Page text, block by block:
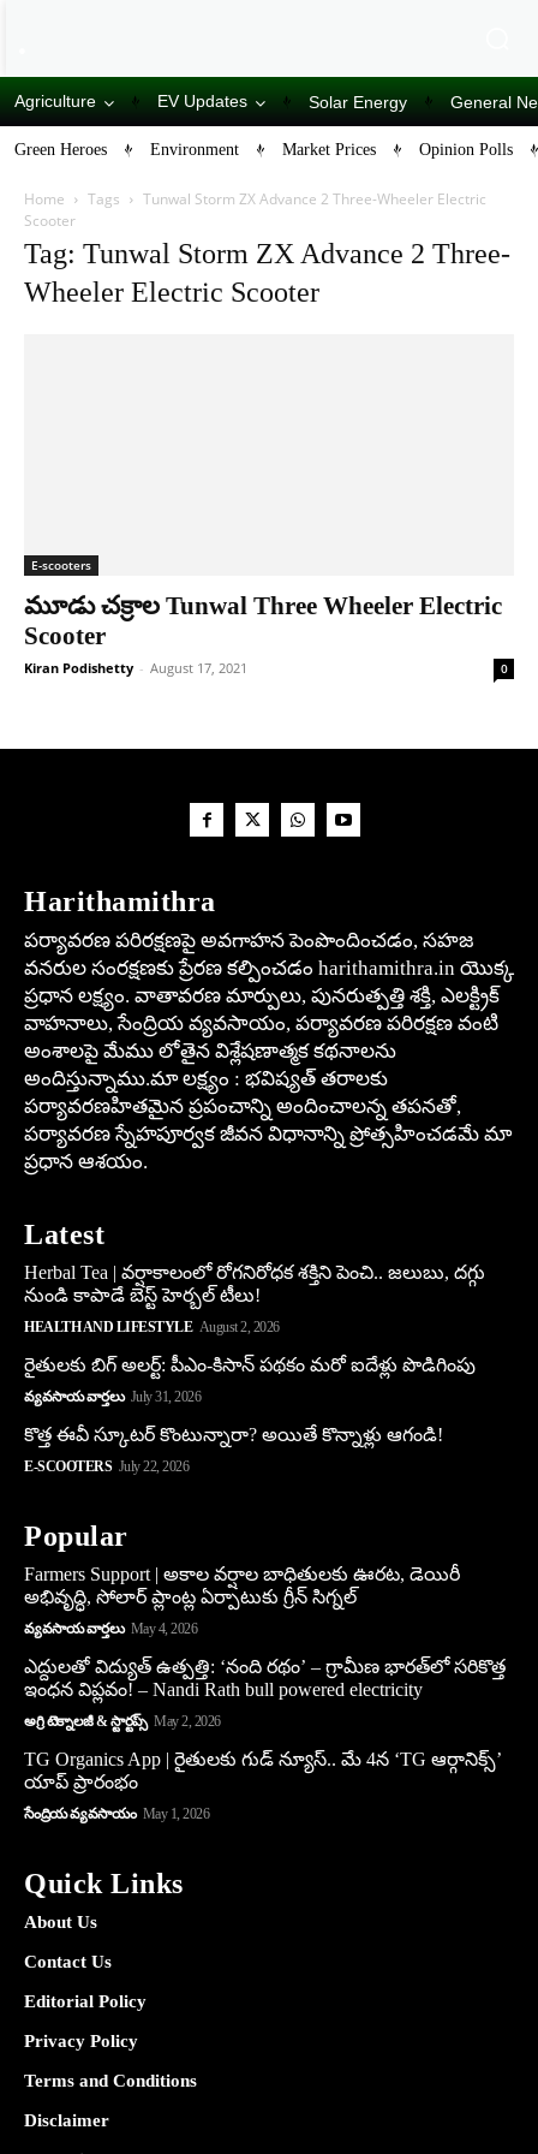
Agriculture EV Updates Solar Energy General
Green Heroes Environment Market Prices Opinion Polls
Home Tags
Tunwal Storm ZX Advance 2 Three-Wheeler Electric
Scooter
Tag: Tunwal Storm ZX Advance 2 Three-
Wheeler Electric Scooter
E-scooters
మూడు చ‌క్రాల Tunwal Three Wheeler Electric
Scooter
Kiran Podishetty - August 17, 2021 0
Harithamithra
పర్యావరణ పరిరక్షణపై అవగాహన పెంపొందించడం, సహజ
వనరుల సంరక్షణకు ప్రేరణ కల్పించడం harithamithra.in యొక్క
ప్రధాన లక్ష్యం. వాతావరణ మార్పులు, పునరుత్పత్తి శక్తి, ఎలక్ట్రిక్
వాహనాలు, సేంద్రియ వ్యవసాయం, పర్యావరణ పరిరక్షణ వంటి
అంశాలపై మేము లోతైన విశ్లేషణాత్మక కథనాలను
అందిస్తున్నాము.మా లక్ష్యం : భవిష్యత్ తరాలకు
పర్యావరణహితమైన ప్రపంచాన్ని అందించాలన్న తపనతో,
పర్యావరణ స్నేహపూర్వక జీవన విధానాన్ని ప్రోత్సహించడమే మా
ప్రధాన ఆశయం.
Latest
Herbal Tea | వర్షాకాలంలో రోగనిరోధక శక్తిని పెంచి.. జలుబు, దగ్గు
నుండి కాపాడే బెస్ట్ హెర్బల్ టీలు!
HEALTH AND LIFESTYLE August 2, 2026
రైతులకు బిగ్ అలర్ట్: పీఎం-కిసాన్ పథకం మరో ఐదేళ్లు పొడిగింపు
వ్యవసాయ వార్తలు July 31, 2026
కొత్త ఈవీ స్కూట‌ర్ కొంటున్నారా? అయితే కొన్నాళ్లు ఆగండి!
E-SCOOTERS July 22, 2026
Popular
Farmers Support | అకాల వర్షాల బాధితులకు ఊరట, డెయిరీ
అభివృద్ధి, సోలార్ ప్లాంట్ల ఏర్పాటుకు గ్రీన్‌ సిగ్నల్
వ్యవసాయ వార్తలు May 4, 2026
ఎద్దులతో విద్యుత్ ఉత్పత్తి: ‘నంది రథం’ – గ్రామీణ భారత్‌లో సరికొత్త
ఇంధన విప్లవం! – Nandi Rath bull powered electricity
అగ్రి టెక్నాలజీ & స్టార్టప్స్ May 2, 2026
TG Organics App | రైతులకు గుడ్ న్యూస్.. మే 4న ‘TG ఆర్గానిక్స్’
యాప్ ప్రారంభం
సేంద్రియ వ్యవసాయం May 1, 2026
Quick Links
About Us
Contact Us
Editorial Policy
Privacy Policy
Terms and Conditions
Disclaimer